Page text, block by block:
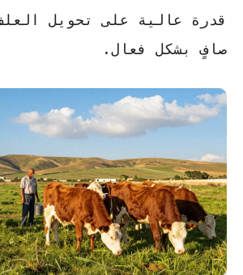
قدرة عالية على تحويل
صافٍ بشكل فعال.